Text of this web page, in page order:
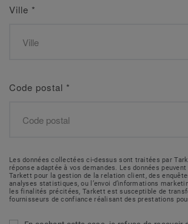
Ville *
Code postal *
Les données collectées ci-dessus sont traitées par
réponse adaptée à vos demandes. Les données
Tarkett pour la gestion de la relation client, des
analyses statistiques, ou l’envoi d’informations
les finalités précitées, Tarkett est susceptible de
fournisseurs de confiance réalisant des prestations